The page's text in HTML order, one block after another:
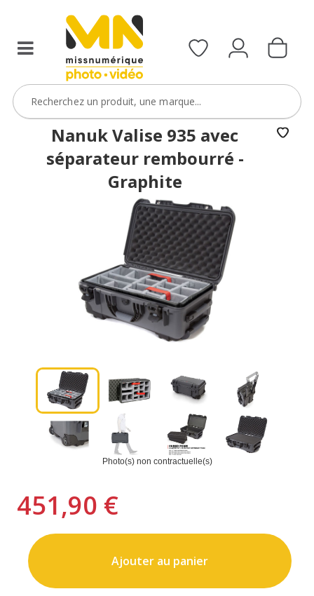
Pack
la
sélectionNanuk Valise 935 avec
séparateur rembourré -
Graphite
Photo(s) non contractuelle(s)
451,90 €
Ajouter au panier